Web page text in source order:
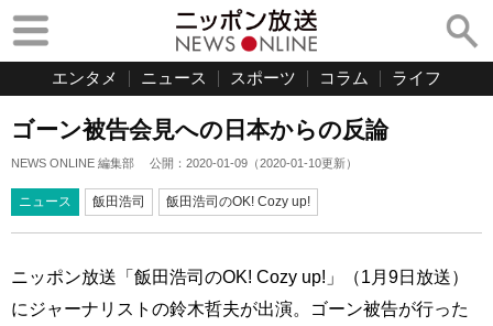
エンタメ ニュース スポーツ コラム ライフ
ゴーン被告会見への日本からの反論
NEWS ONLINE 編集部 公開： 2020-01-09 （2020-01-10更新）
ニュース 飯田浩司 飯田浩司のOK! Cozy up!
ニッポン放送「飯田浩司のOK! Cozy up!」（1月9日放送）
にジャーナリストの鈴木哲夫が出演。ゴーン被告が行った